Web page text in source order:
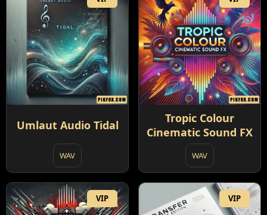
Umlaut Audio Tidal
WAV
Tropic Colour
Cinematic Sound FX
WAV
VIP VIP